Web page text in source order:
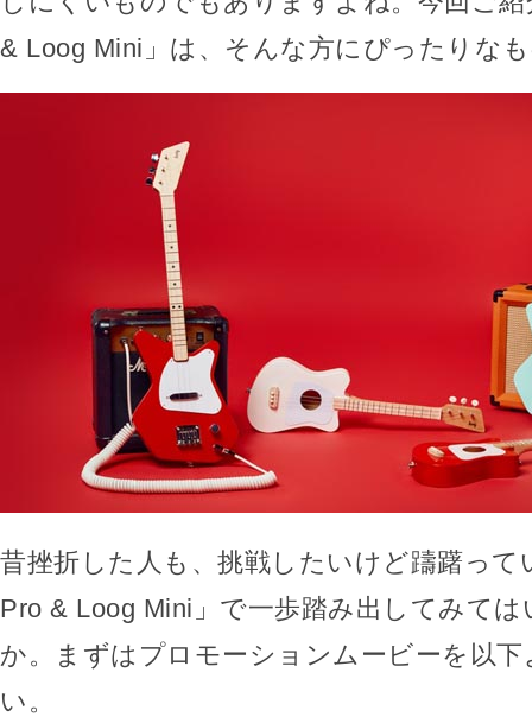
& Loog Mini」は、そんな方にぴったりな
昔挫折した人も、挑戦したいけど躊躇って
Pro & Loog Mini」で一歩踏み出してみて
か。まずはプロモーションムービーを以
い。